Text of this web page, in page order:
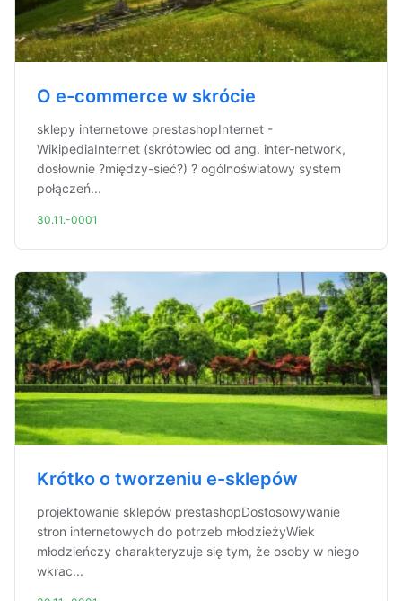
O e-commerce w skrócie
sklepy internetowe prestashopInternet -
WikipediaInternet (skrótowiec od ang. inter-network,
dosłownie ?między-sieć?) ? ogólnoświatowy system
połączeń...
30.11.-0001
Krótko o tworzeniu e-sklepów
projektowanie sklepów prestashopDostosowywanie
stron internetowych do potrzeb młodzieżyWiek
młodzieńczy charakteryzuje się tym, że osoby w niego
wkrac...